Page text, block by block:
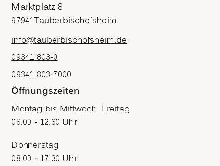
Marktplatz 8
97941Tauberbischofsheim
info@tauberbischofsheim.de
09341 803-0
09341 803-7000
Öffnungszeiten
Montag bis Mittwoch, Freitag
08.00 - 12.30 Uhr
Donnerstag
08.00 - 17.30 Uhr